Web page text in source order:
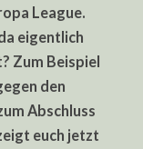
BAYERN
MÜNCHEN
VS.
1.
FC
UNION
League.
eigentlich
Zum Beispiel
den
Abschluss
euch jetzt